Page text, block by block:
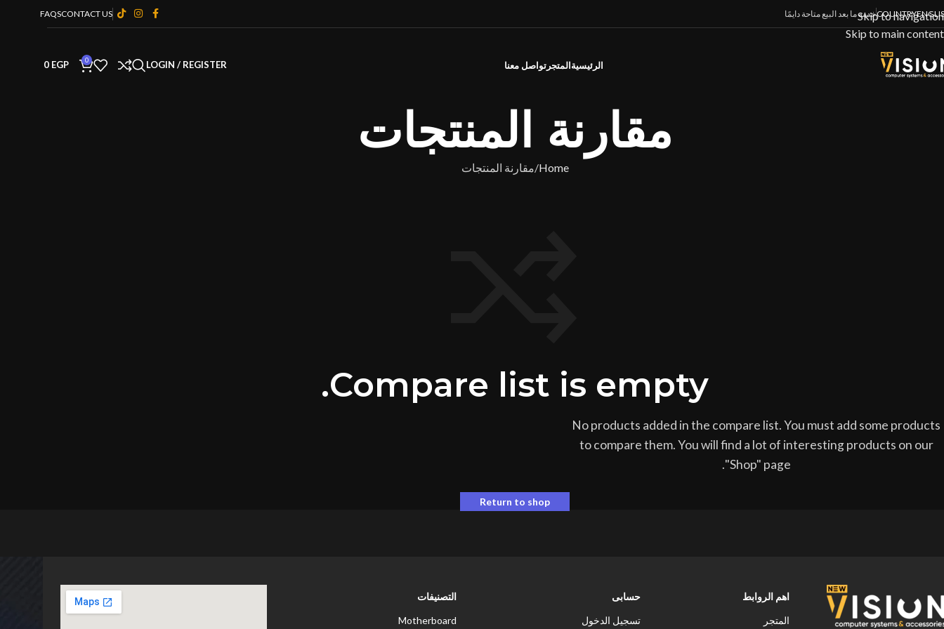
Skip to navigation
Skip to main content
COUNTRYخدمة ما بعد البيع متاحة دايمًا CONTACT US
FAQS
الرئيسيةالمتجر تواصل معنا LOGIN / REGISTER
0
0 EGP
مقارنة المنتجات
Home مقارنة المنتجات
Compare list is empty.
No products added in the compare list. You must add some products
to compare them.You will find a lot of interesting products on our
"Shop" page.
Return to shop
اهم الروابط
المتجر
حسابى
تسجيل الدخول
التصنيفات
Motherboard